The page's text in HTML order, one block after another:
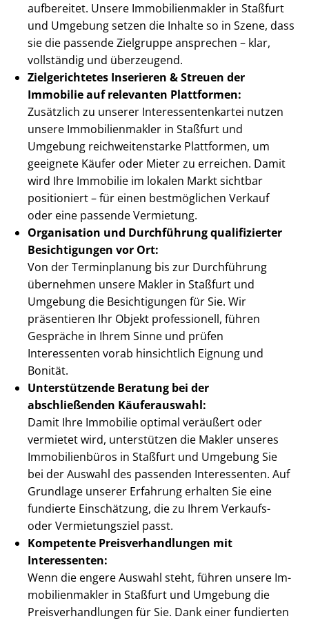
aufbereitet. Unsere Im­mo­bi­li­en­mak­ler in Staßfurt
und Umgebung setzen die Inhalte so in Szene, dass
sie die passende Zielgruppe ansprechen – klar,
vollständig und überzeugend.
Zielgerichtetes Inserieren & Streuen der
Immobilie auf relevanten Plattformen:
Zusätzlich zu unserer In­ter­es­sen­ten­kar­tei nutzen
unsere Im­mo­bi­li­en­mak­ler in Staßfurt und
Umgebung reich­wei­ten­star­ke Plattformen, um
geeignete Käufer oder Mieter zu erreichen. Damit
wird Ihre Immobilie im lokalen Markt sichtbar
positioniert – für einen bestmöglichen Verkauf
oder eine passende Vermietung.
Organisation und Durchführung qualifizierter
Besichtigungen vor Ort:
Von der Terminplanung bis zur Durchführung
übernehmen unsere Makler in Staßfurt und
Umgebung die Besichtigungen für Sie. Wir
präsentieren Ihr Objekt professionell, führen
Gespräche in Ihrem Sinne und prüfen
Interessenten vorab hinsichtlich Eignung und
Bonität.
Unterstützende Beratung bei der
abschließenden Käuferauswahl:
Damit Ihre Immobilie optimal veräußert oder
vermietet wird, unterstützen die Makler unseres
Immobilienbüros in Staßfurt und Umgebung Sie
bei der Auswahl des passenden Interessenten. Auf
Grundlage unserer Erfahrung erhalten Sie eine
fundierte Einschätzung, die zu Ihrem Verkaufs-
oder Vermietungsziel passt.
Kompetente Preis­ver­hand­lun­gen mit
Interessenten:
Wenn die engere Auswahl steht, führen unsere Im­
mo­bi­li­en­mak­ler in Staßfurt und Umgebung die
Preis­ver­hand­lun­gen für Sie. Dank einer fundierten